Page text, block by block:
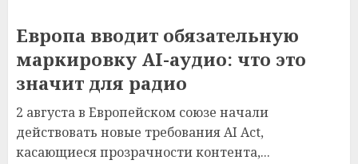
Европа вводит обязательную
маркировку AI-аудио: что это
значит для радио
2 августа в Европейском союзе начали
действовать новые требования AI Act,
касающиеся прозрачности контента,...